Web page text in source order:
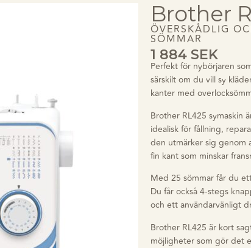
Brother
ÖVERSKÅDLIG
SÖMMAR
1 884 SEK
Perfekt för nybörjaren
särskilt om du vill sy
kanter med
Brother RL425 symaskin
idealisk för fållning,
den utmärker sig genom
fin kant som minskar
Med 25 sömmar får du
Du får också 4-stegs
och ett användarvänligt
Brother RL425 är kort
möjligheter som gör det